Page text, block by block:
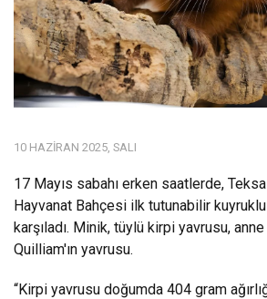
10 HAZIRAN 2025, SALI
17 Mayıs sabahı erken saatlerde,
Hayvanat Bahçesi ilk tutunabilir
karşıladı. Minik, tüylü kirpi yavrusu,
Quilliam'ın yavrusu.
“Kirpi yavrusu doğumda 404 gram